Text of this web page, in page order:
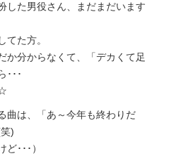
した男役さん、まだまだいます
てた方。
か分からなくて、「デカくて足
･･･
曲は、「あ～今年も終わりだ
)
ど･･･）